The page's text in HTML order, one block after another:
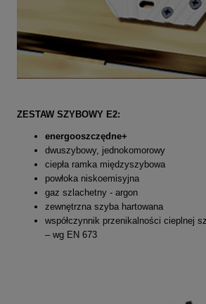
ZESTAW SZYBOWY E2:
energooszczędne+
dwuszybowy, jednokomorowy
ciepła ramka międzyszybowa
powłoka niskoemisyjna
gaz szlachetny - argon
zewnętrzna szyba hartowana
współczynnik przenikalności cieplnej
– wg EN 673